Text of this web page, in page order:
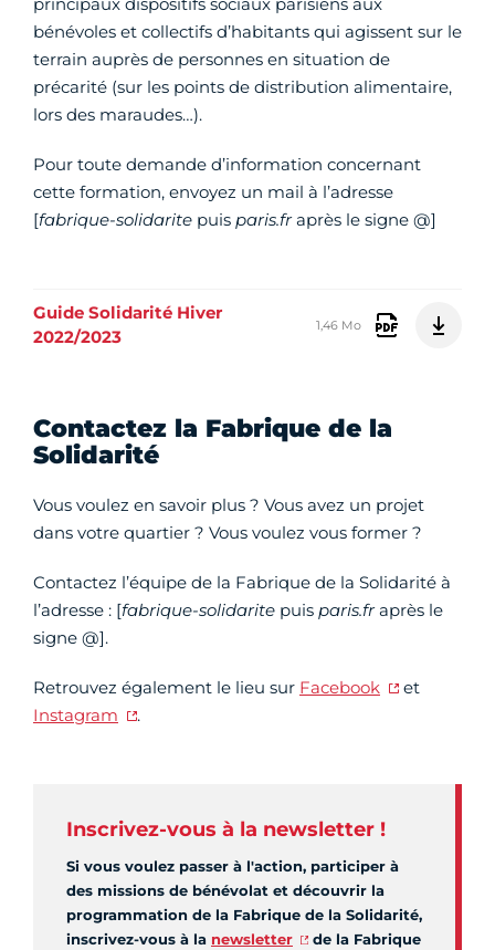
bénévoles et collectifs d’habitants qui agissent sur le
terrain auprès de personnes en situation de
précarité (sur les points de distribution alimentaire,
lors des maraudes…).
Pour toute demande d’information concernant
cette formation, envoyez un mail à l’adresse
[fabrique-solidarite puis paris.fraprès le signe @]
Guide Solidarité Hiver
2022/2023
1,46 Mo
Contactez la Fabrique de la
Solidarité
Vous voulez en savoir plus ? Vous avez un projet
dans votre quartier ? Vous voulez vous former ?
Contactez l’équipe de la Fabrique de la Solidarité à
l’adresse : [fabrique-solidarite puis paris.fraprès le
signe @].
Retrouvez également le lieu sur Facebook
et
Instagram
.
Inscrivez-vous à la newsletter !
Si vous voulez passer à l'action, participer à
des missions de bénévolat et découvrir la
programmation de la Fabrique de la Solidarité,
inscrivez-vous à la newsletter
de la Fabrique